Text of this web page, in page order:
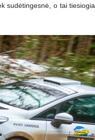
sudėtingesnė, o tai